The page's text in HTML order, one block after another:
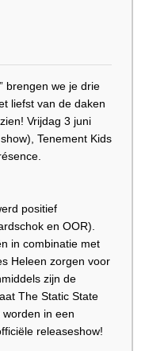
brengen we je drie
liefst van de daken
Vrijdag 3 juni
Tenement Kids
positief
en OOR).
in combinatie met
Heleen zorgen voor
zijn de
The Static State
in een
releaseshow!